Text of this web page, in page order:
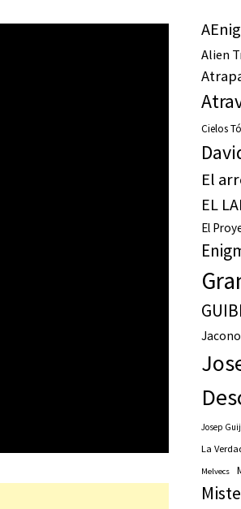
Alien
Cielos
El
EL
El
Josep
La
Melvecs